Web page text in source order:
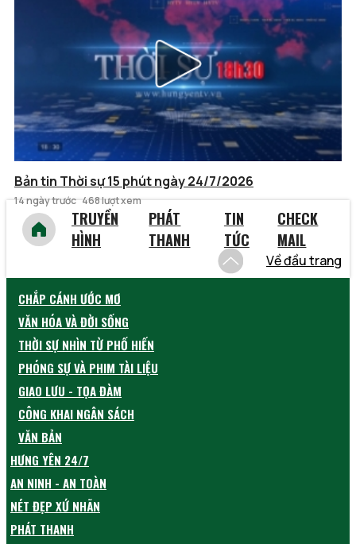
Bản tin Thời sự 15 phút ngày 24/7/2026
14 ngày trước 468 lượt xem
TRUYỀN
HÌNH
PHÁT
THANH
TIN
TỨC
CHECK
MAIL
Về đầu trang
CHẮP CÁNH ƯỚC MƠ
VĂN HÓA VÀ ĐỜI SỐNG
THỜI SỰ NHÌN TỪ PHỐ HIẾN
PHÓNG SỰ VÀ PHIM TÀI LIỆU
GIAO LƯU - TỌA ĐÀM
CÔNG KHAI NGÂN SÁCH
VĂN BẢN
HƯNG YÊN 24/7
AN NINH - AN TOÀN
NÉT ĐẸP XỨ NHÃN
PHÁT THANH